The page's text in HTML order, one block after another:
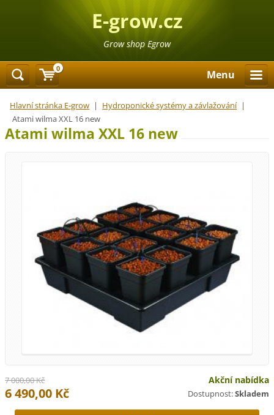
E-grow.cz
Grow shop Egrow
Menu
Hlavní stránka E-grow | Hydroponické systémy a závlažování |
Atami wilma XXL 16 new
Atami wilma XXL 16 new
Akční nabídka
Dostupnost:Skladem
7 000,00 Kč
6 490,00 Kč
0